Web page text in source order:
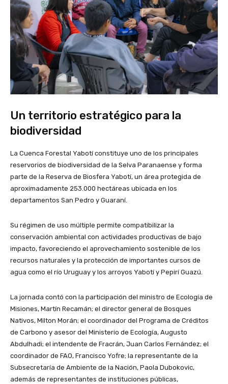
Un territorio estratégico para la
biodiversidad
La Cuenca Forestal Yabotí constituye uno de los principales
reservorios de biodiversidad de la Selva Paranaense y forma
parte de la Reserva de Biosfera Yabotí, un área protegida de
aproximadamente 253.000 hectáreas ubicada en los
departamentos San Pedro y Guaraní.
Su régimen de uso múltiple permite compatibilizar la
conservación ambiental con actividades productivas de bajo
impacto, favoreciendo el aprovechamiento sostenible de los
recursos naturales y la protección de importantes cursos de
agua como el río Uruguay y los arroyos Yabotí y Pepirí Guazú.
La jornada contó con la participación del ministro de Ecología de
Misiones, Martín Recamán; el director general de Bosques
Nativos, Milton Morán; el coordinador del Programa de Créditos
de Carbono y asesor del Ministerio de Ecología, Augusto
Abdulhadi; el intendente de Fracrán, Juan Carlos Fernández; el
coordinador de FAO, Francisco Yofre; la representante de la
Subsecretaría de Ambiente de la Nación, Paola Dubokovic,
además de representantes de instituciones públicas,